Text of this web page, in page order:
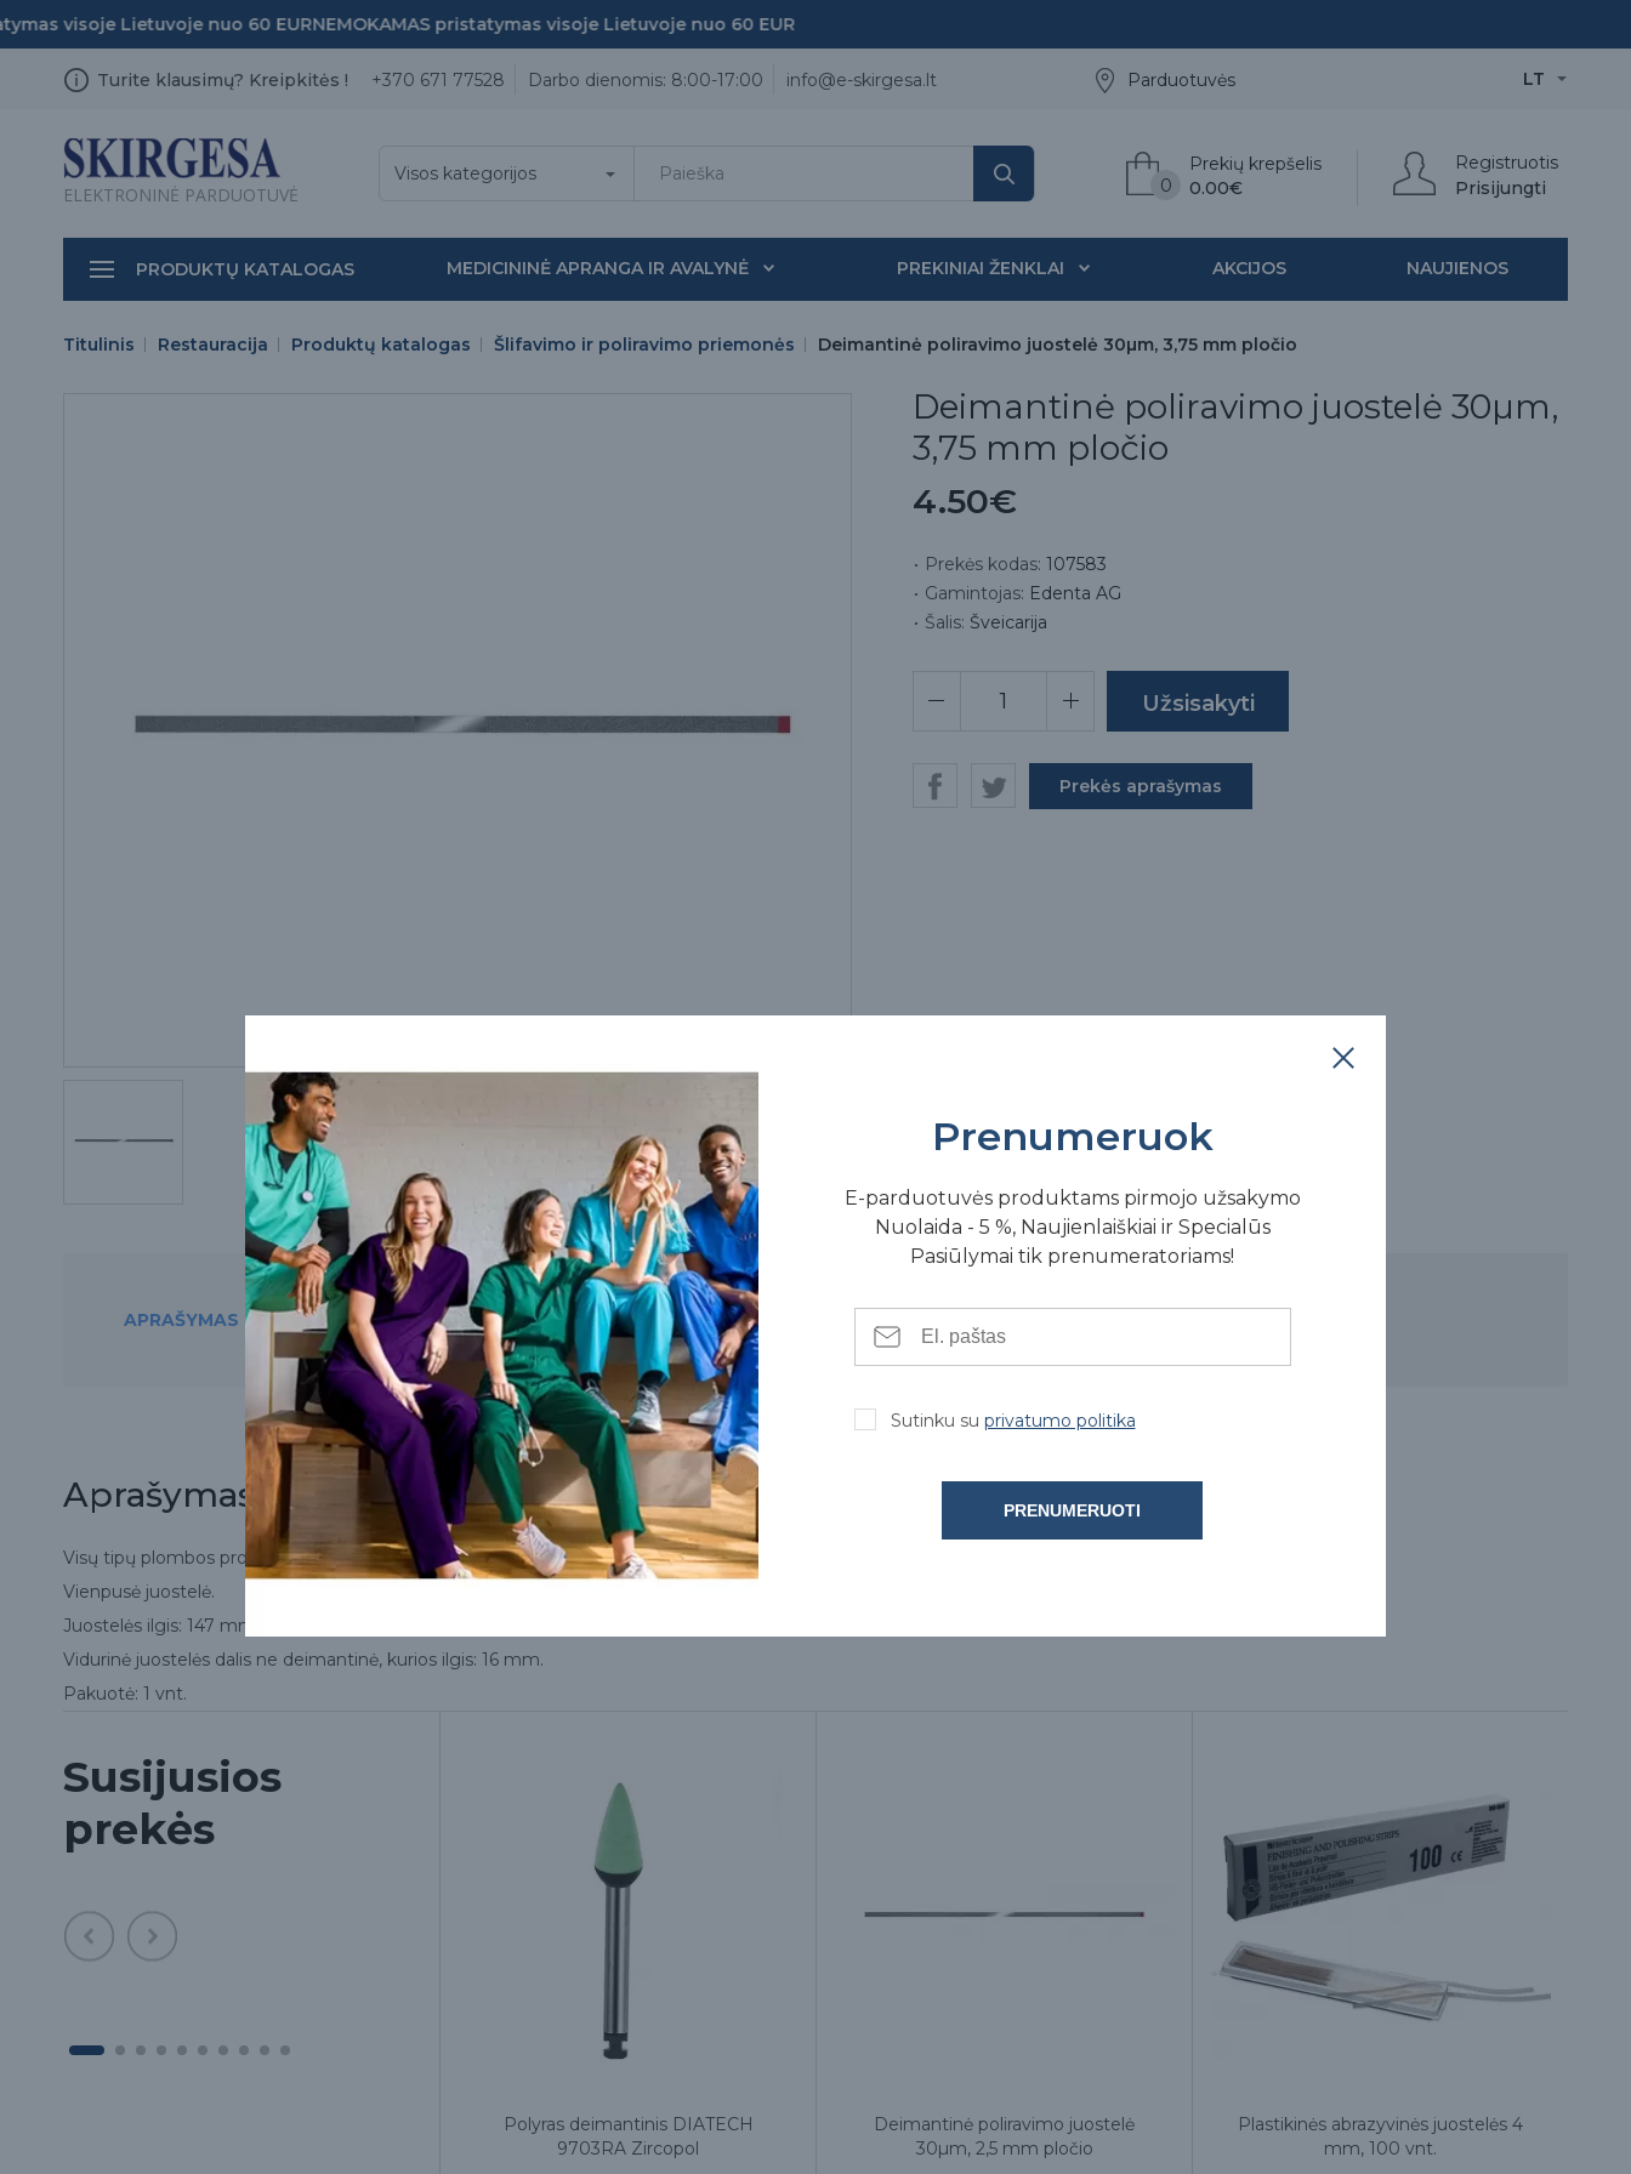
visoje Lietuvoje nuo 60 EURNEMOKAMAS pristatymas visoje Lietuvoje nuo 60 EUR
Turite klausimų? Kreipkitės ! +370 671 77528 Darbo dienomis: 8:00-17:00 info@e-skirgesa.lt LT
Parduotuvės
ELEKTRONINĖ PARDUOTUVĖ
Registruotis
Prisijungti
Prekių krepšelis
0.00€
0
Visos kategorijos
PRODUKTŲ KATALOGAS MEDICININĖ APRANGA IR AVALYNĖ PREKINIAI ŽENKLAI AKCIJOS NAUJIENOS
Titulinis Restauracija Produktų katalogas Šlifavimo ir poliravimo priemonės Deimantinė poliravimo juostelė 30µm, 3,75 mm pločio
Deimantinė poliravimo juostelė 30µm,
3,75 mm pločio
4.50€
Prekės kodas: 107583
Gamintojas: Edenta AG
Šalis: Šveicarija
Prekės aprašymas
APRAŠYMAS PREKĘ RASITE ŠIOSE FIZINĖSE PARDUOTUVĖSE
Aprašymas
Visų tipų plombos proksimalinėms sritims kontūruoti.
Vienpusė juostelė.
Juostelės ilgis: 147 mm; plotis: 3,75 mm; storis: 0,10 mm.
Vidurinė juostelės dalis ne deimantinė, kurios ilgis: 16 mm.
Pakuotė: 1 vnt.
Susijusios
prekės
Polyras deimantinis DIATECH
9703RA Zircopol
Deimantinė poliravimo juostelė
30µm, 2,5 mm pločio
Plastikinės abrazyvinės juostelės 4
mm, 100 vnt.
Prenumeruok
E-parduotuvės produktams pirmojo užsakymo
Nuolaida - 5 %, Naujienlaiškiai ir Specialūs
Pasiūlymai tik prenumeratoriams!
Sutinku su privatumo politika
PRENUMERUOTI